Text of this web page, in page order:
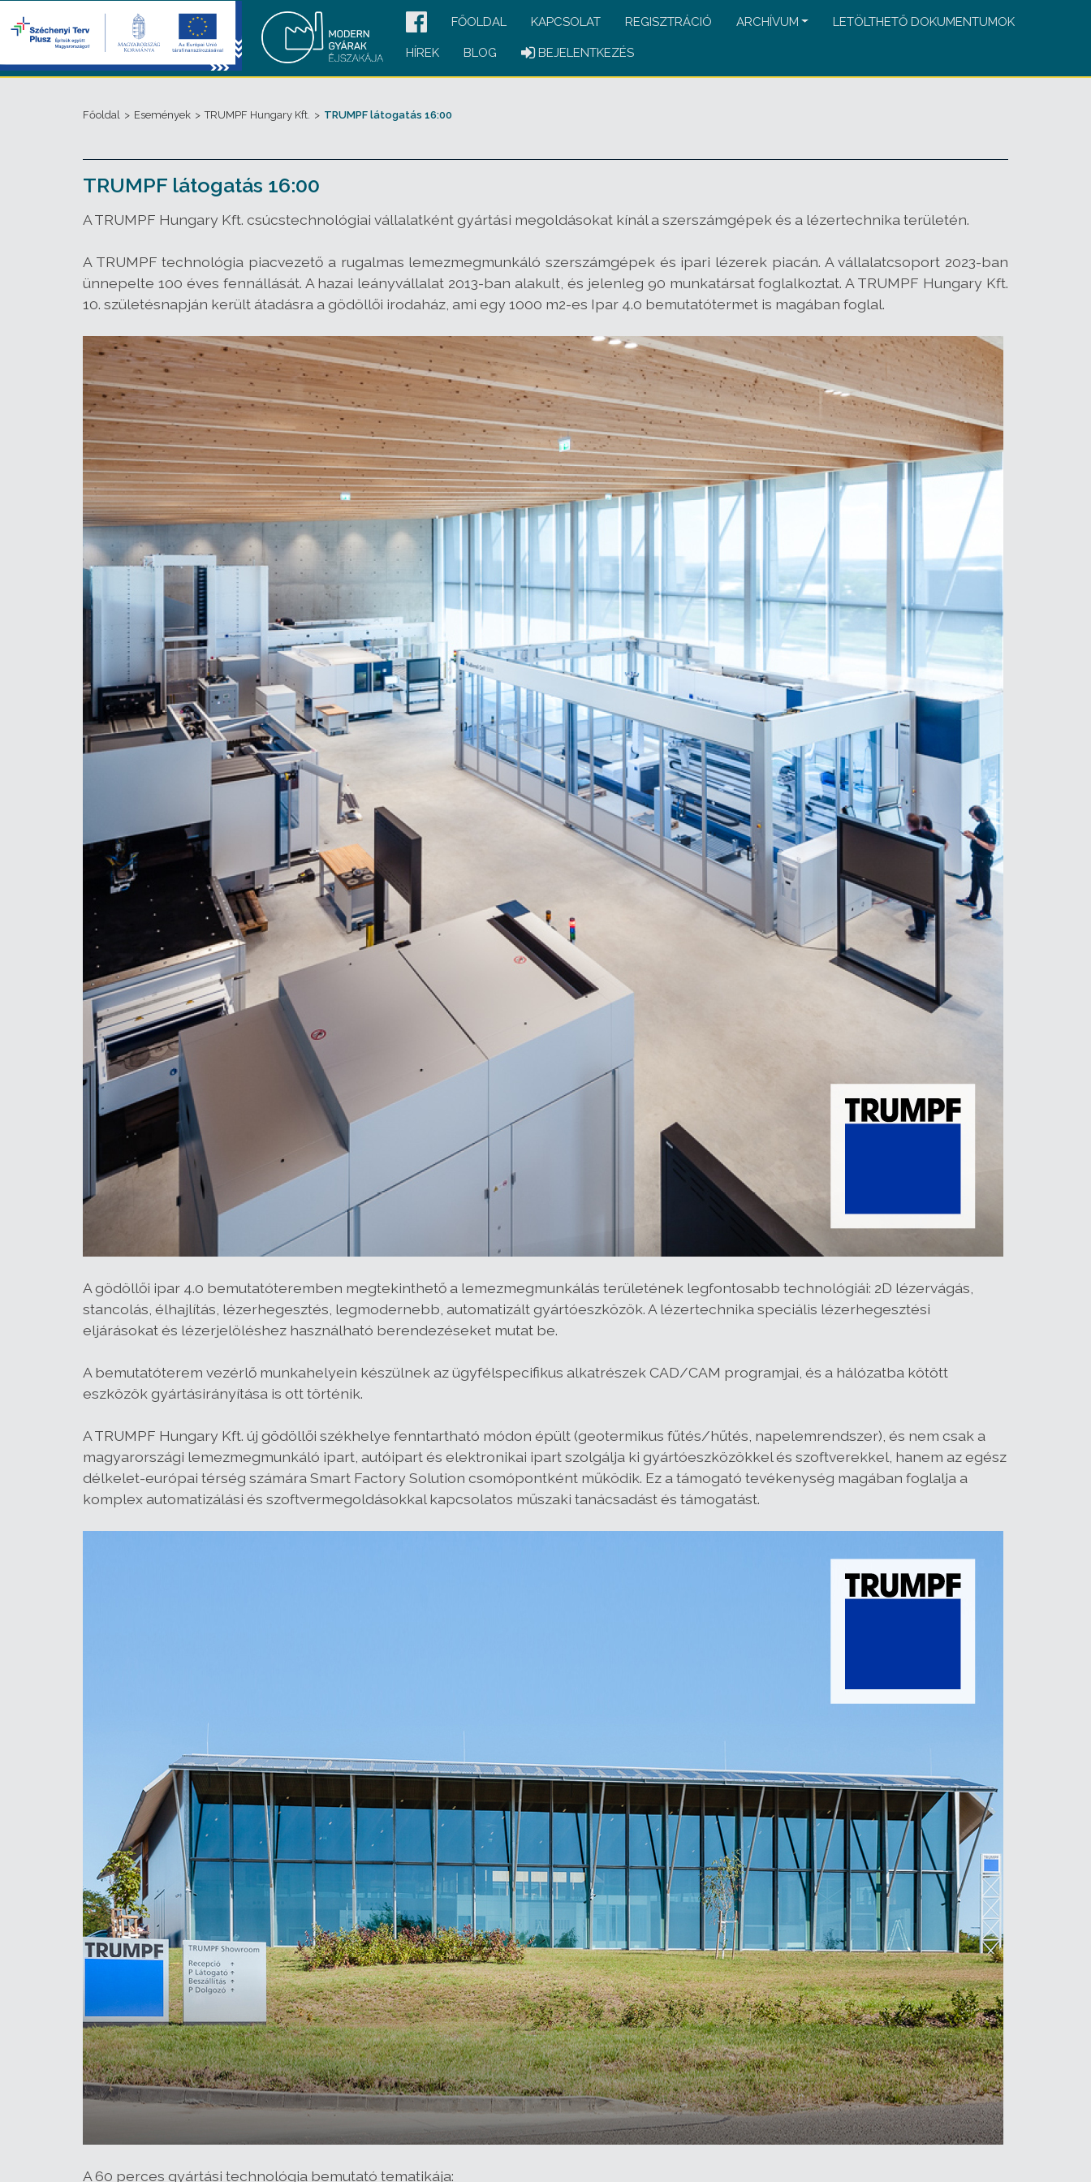
FŐOLDAL KAPCSOLAT REGISZTRÁCIÓ ARCHÍVUM LETÖLTHETŐ DOKUMENTUMOK
HÍREK BLOG BEJELENTKEZÉS
Főoldal > Események > TRUMPF Hungary Kft. > TRUMPF látogatás 16:00
TRUMPF látogatás 16:00
A TRUMPF Hungary Kft. csúcstechnológiai vállalatként gyártási megoldásokat kínál a szerszámgépek és a lézertechnika területén.
A TRUMPF technológia piacvezető a rugalmas lemezmegmunkáló szerszámgépek és ipari lézerek piacán. A vállalatcsoport 2023-ban
ünnepelte 100 éves fennállását. A hazai leányvállalat 2013-ban alakult, és jelenleg 90 munkatársat foglalkoztat. A TRUMPF Hungary Kft.
10. születésnapján került átadásra a gödöllői irodaház, ami egy 1000 m2-es Ipar 4.0 bemutatótermet is magában foglal.
A gödöllői ipar 4.0 bemutatóteremben megtekinthető a lemezmegmunkálás területének legfontosabb technológiái: 2D lézervágás,
stancolás, élhajlítás, lézerhegesztés, legmodernebb, automatizált gyártóeszközök. A lézertechnika speciális lézerhegesztési
eljárásokat és lézerjelöléshez használható berendezéseket mutat be.
A bemutatóterem vezérlő munkahelyein készülnek az ügyfélspecifikus alkatrészek CAD/CAM programjai, és a hálózatba kötött
eszközök gyártásirányítása is ott történik.
A TRUMPF Hungary Kft. új gödöllői székhelye fenntartható módon épült (geotermikus fűtés/hűtés, napelemrendszer), és nem csak a
magyarországi lemezmegmunkáló ipart, autóipart és elektronikai ipart szolgálja ki gyártóeszközökkel és szoftverekkel, hanem az egész
délkelet-európai térség számára Smart Factory Solution csomópontként működik. Ez a támogató tevékenység magában foglalja a
komplex automatizálási és szoftvermegoldásokkal kapcsolatos műszaki tanácsadást és támogatást.
A 60 perces gyártási technológia bemutató tematikája: